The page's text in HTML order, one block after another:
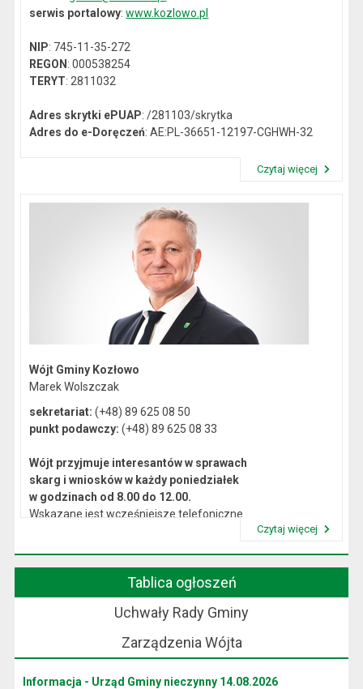
serwis portalowy:www.kozlowo.pl
NIP: 745-11-35-272
REGON: 000538254
TERYT: 2811032
Adres skrytki ePUAP: /281103/skrytka
Adres do e-Doręczeń: AE:PL-36651-12197-CGHWH-32
Czytaj więcej
Wójt Gminy Kozłowo
Marek Wolszczak
sekretariat: (+48) 89 625 08 50
punkt podawczy: (+48) 89 625 08 33
Wójt przyjmuje interesantów w sprawach
skarg i wniosków w każdy poniedziałek
w godzinach od 8.00 do 12.00.
Wskazane jest wcześniejsze telefoniczne
Czytaj więcej
Tablica ogłoszeń
Uchwały Rady Gminy
Zarządzenia Wójta
Informacja - Urząd Gminy nieczynny 14.08.2026